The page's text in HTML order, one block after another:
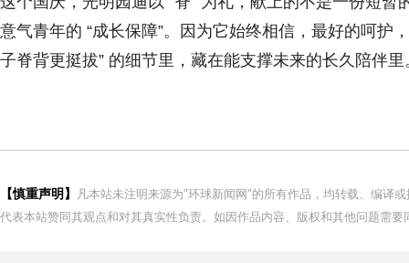
意气青年的 “成长保障”。因为它始终相信，最好的呵护
子脊背更挺拔” 的细节里，藏在能支撑未来的长久陪伴里
【慎重声明】
凡本站未注明来源为"环球新闻网"的所有作品，均转载、编译
代表本站赞同其观点和对其真实性负责。如因作品内容、版权和其他问题需